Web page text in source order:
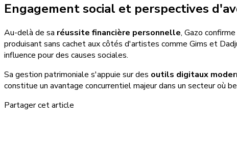
Engagement social et perspectives
Au-delà de sa réussite financière personnelle, Gazo
produisant sans cachet aux côtés d'artistes comme Gims et
influence pour des causes sociales.
Sa gestion patrimoniale s'appuie sur des outils digitaux
constitue un avantage concurrentiel majeur dans un secteur où
Partager cet article